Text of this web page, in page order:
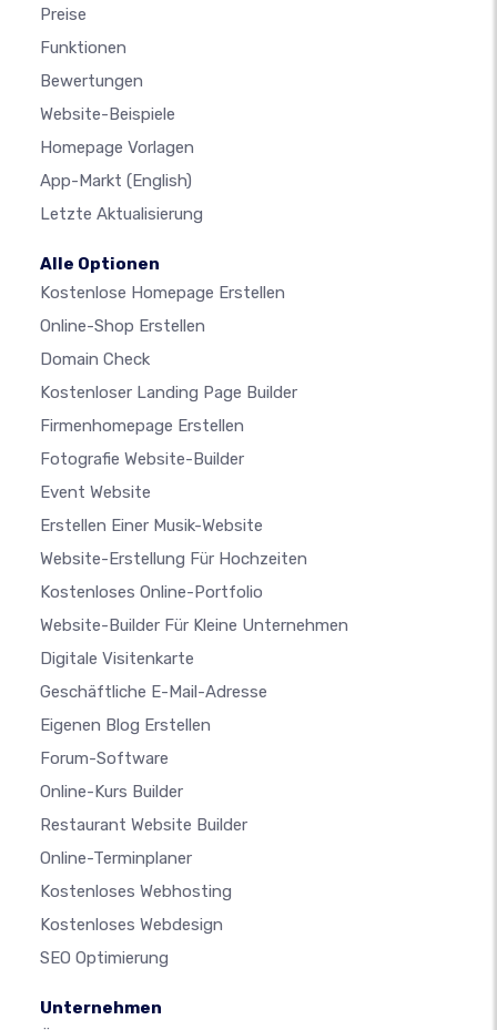
Preise
Funktionen
Bewertungen
Website-Beispiele
Homepage Vorlagen
App-Markt (English)
Letzte Aktualisierung
Alle Optionen
Kostenlose Homepage Erstellen
Online-Shop Erstellen
Domain Check
Kostenloser Landing Page Builder
Firmenhomepage Erstellen
Fotografie Website-Builder
Event Website
Erstellen Einer Musik-Website
Website-Erstellung Für Hochzeiten
Kostenloses Online-Portfolio
Website-Builder Für Kleine Unternehmen
Digitale Visitenkarte
Geschäftliche E-Mail-Adresse
Eigenen Blog Erstellen
Forum-Software
Online-Kurs Builder
Restaurant Website Builder
Online-Terminplaner
Kostenloses Webhosting
Kostenloses Webdesign
SEO Optimierung
Unternehmen